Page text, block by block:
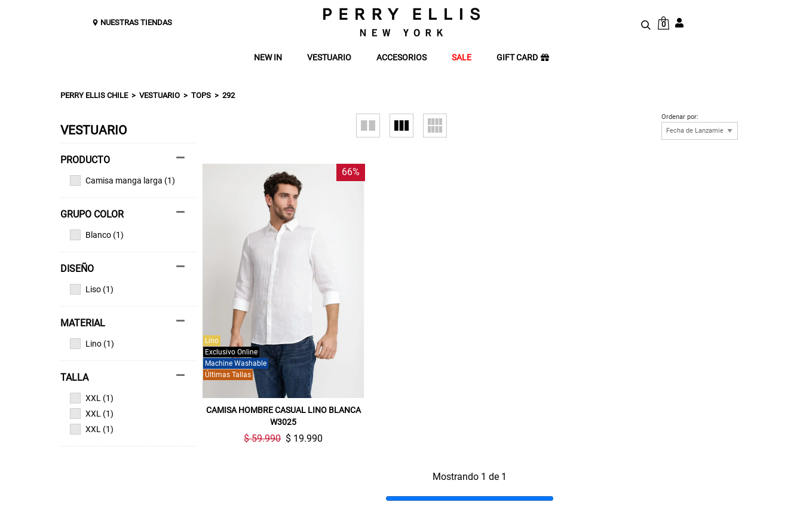
NUESTRAS TIENDAS 0
NEW IN VESTUARIO ACCESORIOS SALE GIFT CARD
PERRY ELLIS CHILE VESTUARIO TOPS 292
VESTUARIO
Camisa manga larga (1)
GRUPO COLOR
Blanco (1)
DISEÑO
Liso (1)
MATERIAL
Lino (1)
TALLA
XXL (1)
XXL (1)
XXL (1)
Ordenar por:
66%
Últimas Tallas
Machine Washable
Exclusivo Online
Lino
CAMISA HOMBRE CASUAL LINO BLANCA
W3025
$ 59.990 $ 19.990
Mostrando 1 de 1
Gracias por inscribirte!